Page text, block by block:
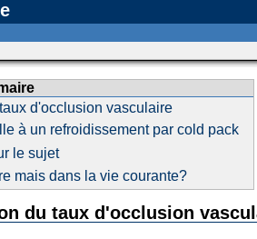
d'occlusion vasculaire
à un refroidissement par cold pack
le sujet
mais dans la vie courante?
du taux d'occlusion